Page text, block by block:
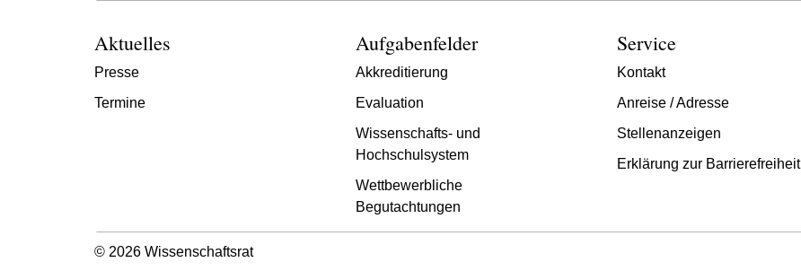
Aktuelles
Presse
Termine
Aufgabenfelder
Akkreditierung
Evaluation
Wissenschafts- und
Hochschulsystem
Wettbewerbliche
Begutachtungen
Service
Kontakt
Anreise / Adresse
Stellenanzeigen
Erklärung zur Barrierefreiheit
© 2026 Wissenschaftsrat